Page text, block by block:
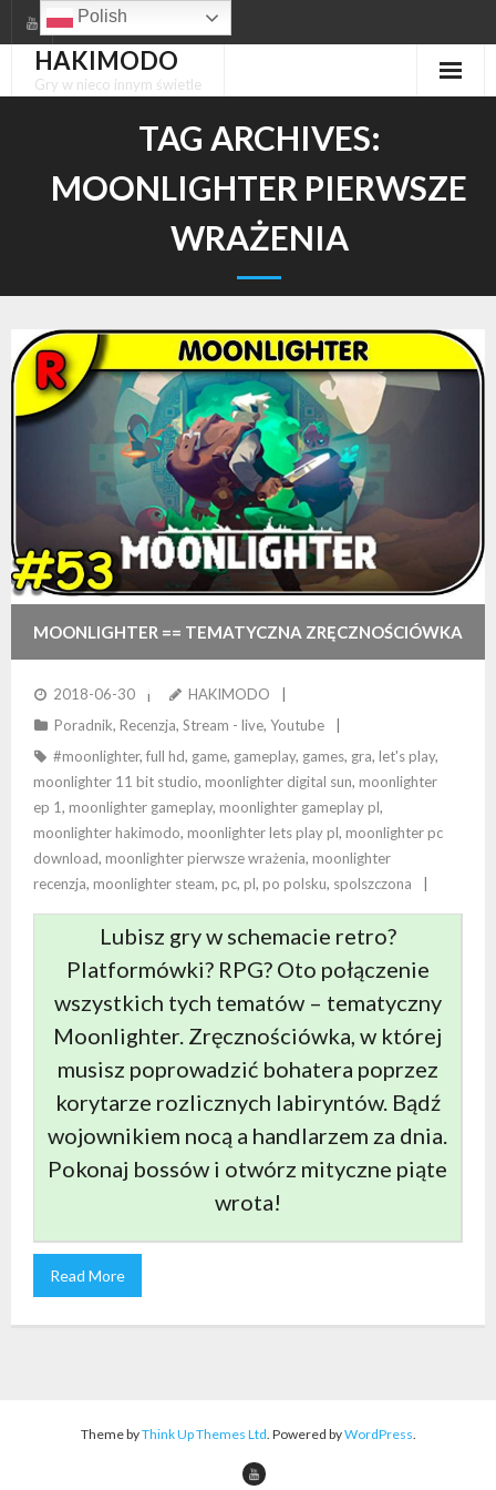
to
contentHAKIMODO
Gry w nieco innym świetle
TAG ARCHIVES:
MOONLIGHTER PIERWSZE
WRAŻENIA
MOONLIGHTER == TEMATYCZNA ZRĘCZNOŚCIÓWKA
RETRO Z ELEMENTAMI RPG
2018-06-30
HAKIMODO
Poradnik, Recenzja, Stream - live, Youtube
#moonlighter, full hd, game, gameplay, games, gra, let's play,
moonlighter 11 bit studio, moonlighter digital sun, moonlighter
ep 1, moonlighter gameplay, moonlighter gameplay pl,
moonlighter hakimodo, moonlighter lets play pl, moonlighter pc
download, moonlighter pierwsze wrażenia, moonlighter
recenzja, moonlighter steam, pc, pl, po polsku, spolszczona
Lubisz gry w schemacie retro?
Platformówki? RPG? Oto połączenie
wszystkich tych tematów – tematyczny
Moonlighter. Zręcznościówka, w której
musisz poprowadzić bohatera poprzez
korytarze rozlicznych labiryntów. Bądź
wojownikiem nocą a handlarzem za dnia.
Pokonaj bossów i otwórz mityczne piąte
wrota!
Read More
Theme byThink Up Themes Ltd . Powered byWordPress
Polish